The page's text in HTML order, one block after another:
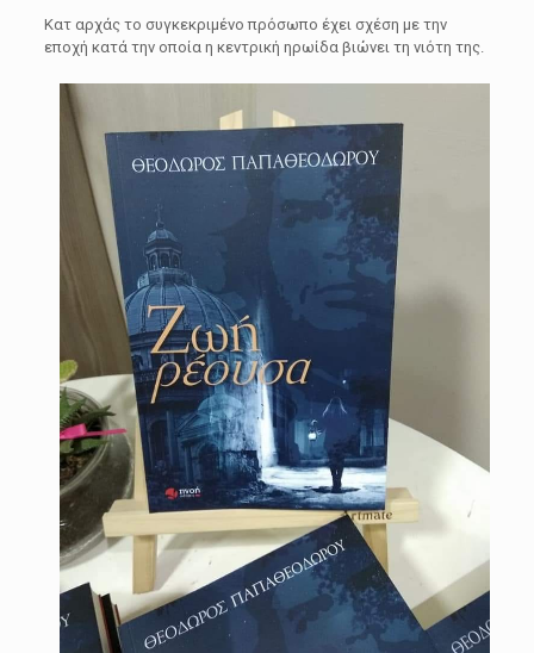
Κατ αρχάς το συγκεκριμένο πρόσωπο έχει σχέση με την
εποχή κατά την οποία η κεντρική ηρωίδα βιώνει τη νιότη της.